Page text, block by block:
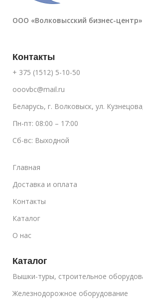
ООО «Волковысский бизнес-центр»
Контакты
+ 375 (1512) 5-10-50
ooovbc@mail.ru
Беларусь, г. Волковыск, ул.
Пн-пт: 08:00 – 17:00
Сб-вс: Выходной
Главная
Доставка и оплата
Контакты
Каталог
О нас
Каталог
Вышки-туры, строительное
Железнодорожное оборудование